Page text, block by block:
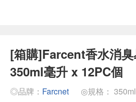
[箱購]Farcent香水消
350ml毫升 x 12PC個
◎品牌： Farcnet
◎規格：